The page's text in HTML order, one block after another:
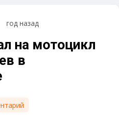
год назад
на мотоцикл
в